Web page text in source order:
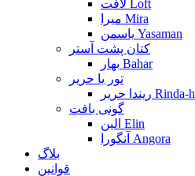
لافت Loft
میرا Mira
یاسمن Yasaman
کتان پشت آستر
بهار Bahar
تور یا حریر
ریندا حریر Rinda-h
گونی بافت
الین Elin
آنگورا Angora
بلاگ
قوانین